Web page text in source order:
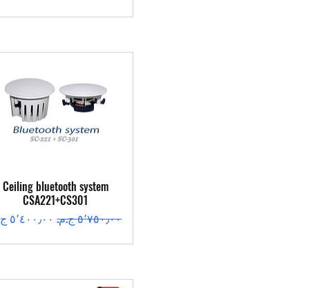
العرض السريع
Ceiling bluetooth system
CSA221+CS301
سعر عادي‏٥٬٧٥٠٫٠٠ ج.م.‏ سعر البيع